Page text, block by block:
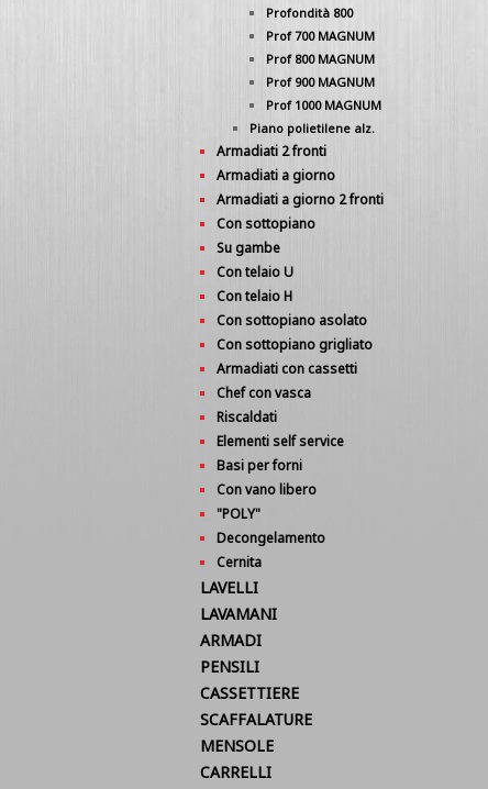
Profondità 800
Prof 700 MAGNUM
Prof 800 MAGNUM
Prof 900 MAGNUM
Prof 1000 MAGNUM
Piano polietilene alz.
Armadiati 2 fronti
Armadiati a giorno
Armadiati a giorno 2 fronti
Con sottopiano
Su gambe
Con telaio U
Con telaio H
Con sottopiano asolato
Con sottopiano grigliato
Armadiati con cassetti
Chef con vasca
Riscaldati
Elementi self service
Basi per forni
Con vano libero
"POLY"
Decongelamento
Cernita
LAVELLI
LAVAMANI
ARMADI
PENSILI
CASSETTIERE
SCAFFALATURE
MENSOLE
CARRELLI